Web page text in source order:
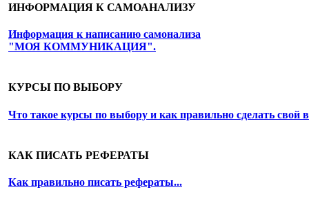
ИНФОРМАЦИЯ К САМОАНАЛИЗУ
Информация к написанию самонализа
"МОЯ КОММУНИКАЦИЯ".
КУРСЫ ПО ВЫБОРУ
Что такое курсы по выбору и как правильно сделать свой
КАК ПИСАТЬ РЕФЕРАТЫ
Как правильно писать рефераты...